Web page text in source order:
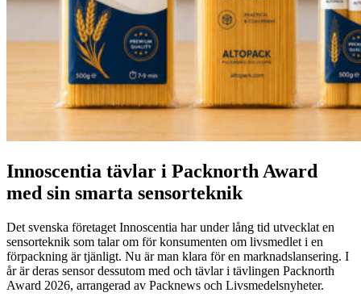
Innoscentia tävlar i Packnorth Award
med sin smarta sensorteknik
Det svenska företaget Innoscentia har under lång tid utvecklat en
sensorteknik som talar om för konsumenten om livsmedlet i en
förpackning är tjänligt. Nu är man klara för en marknadslansering. I
år är deras sensor dessutom med och tävlar i tävlingen Packnorth
Award 2026, arrangerad av Packnews och Livsmedelsnyheter.